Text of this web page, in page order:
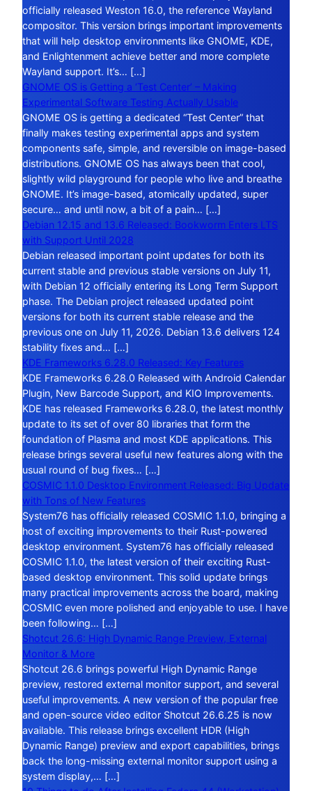
officially released Weston 16.0, the reference Wayland
compositor. This version brings important improvements
that will help desktop environments like GNOME, KDE,
and Enlightenment achieve better and more complete
Wayland support. It’s… […]
GNOME OS is Getting a ‘Test Center’ – Making
Experimental Software Testing Actually Usable
GNOME OS is getting a dedicated “Test Center” that
finally makes testing experimental apps and system
components safe, simple, and reversible on image-based
distributions. GNOME OS has always been that cool,
slightly wild playground for people who live and breathe
GNOME. It’s image-based, atomically updated, super
secure… and until now, a bit of a pain… […]
Debian 12.15 and 13.6 Released: Bookworm Enters LTS
with Support Until 2028
Debian released important point updates for both its
current stable and previous stable versions on July 11,
with Debian 12 officially entering its Long Term Support
phase. The Debian project released updated point
versions for both its current stable release and the
previous one on July 11, 2026. Debian 13.6 delivers 124
stability fixes and… […]
KDE Frameworks 6.28.0 Released: Key Features
KDE Frameworks 6.28.0 Released with Android Calendar
Plugin, New Barcode Support, and KIO Improvements.
KDE has released Frameworks 6.28.0, the latest monthly
update to its set of over 80 libraries that form the
foundation of Plasma and most KDE applications. This
release brings several useful new features along with the
usual round of bug fixes… […]
COSMIC 1.1.0 Desktop Environment Released: Big Update
with Tons of New Features
System76 has officially released COSMIC 1.1.0, bringing a
host of exciting improvements to their Rust-powered
desktop environment. System76 has officially released
COSMIC 1.1.0, the latest version of their exciting Rust-
based desktop environment. This solid update brings
many practical improvements across the board, making
COSMIC even more polished and enjoyable to use. I have
been following… […]
Shotcut 26.6: High Dynamic Range Preview, External
Monitor & More
Shotcut 26.6 brings powerful High Dynamic Range
preview, restored external monitor support, and several
useful improvements. A new version of the popular free
and open-source video editor Shotcut 26.6.25 is now
available. This release brings excellent HDR (High
Dynamic Range) preview and export capabilities, brings
back the long-missing external monitor support using a
system display,… […]